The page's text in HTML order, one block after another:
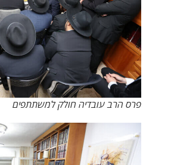
פרס הרב עובדיה חולק למשתתפים